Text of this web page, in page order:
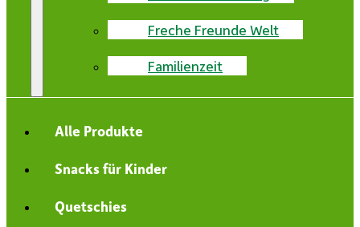
Freche Freunde Welt
Familienzeit
Alle Produkte
Snacks für Kinder
Quetschies